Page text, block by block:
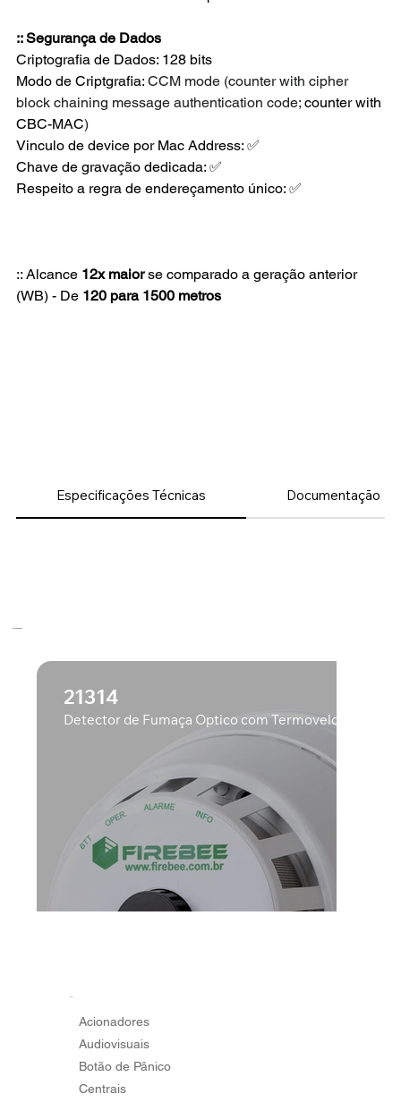
Especificações Técnicas Documentação
:: Segurança de Dados
Criptografia de Dados: 128 bits
Modo de Criptgrafia: CCM mode (counter with cipher
block chaining message authentication code; counter with
CBC-MAC)
Vinculo de device por Mac Address: ✅
Chave de gravação dedicada: ✅
Respeito a regra de endereçamento único: ✅
:: Alcance 12x maior se comparado a geração anterior
(WB) - De 120 para 1500 metros
21314
Detector de Fumaça Óptico com
Acionadores
Audiovisuais
Botão de Pânico
Centrais